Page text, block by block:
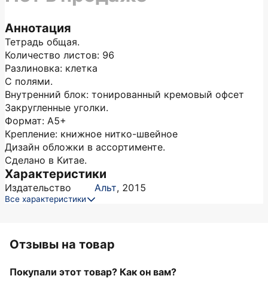
Аннотация
Тетрадь общая.
Количество листов: 96
Разлиновка: клетка
С полями.
Внутренний блок: тонированный кремовый офсет
Закругленные уголки.
Формат: А5+
Крепление: книжное нитко-швейное
Дизайн обложки в ассортименте.
Сделано в Китае.
Характеристики
Издательство Альт, 2015
Все характеристики
Отзывы на товар
Покупали этот товар? Как он вам?